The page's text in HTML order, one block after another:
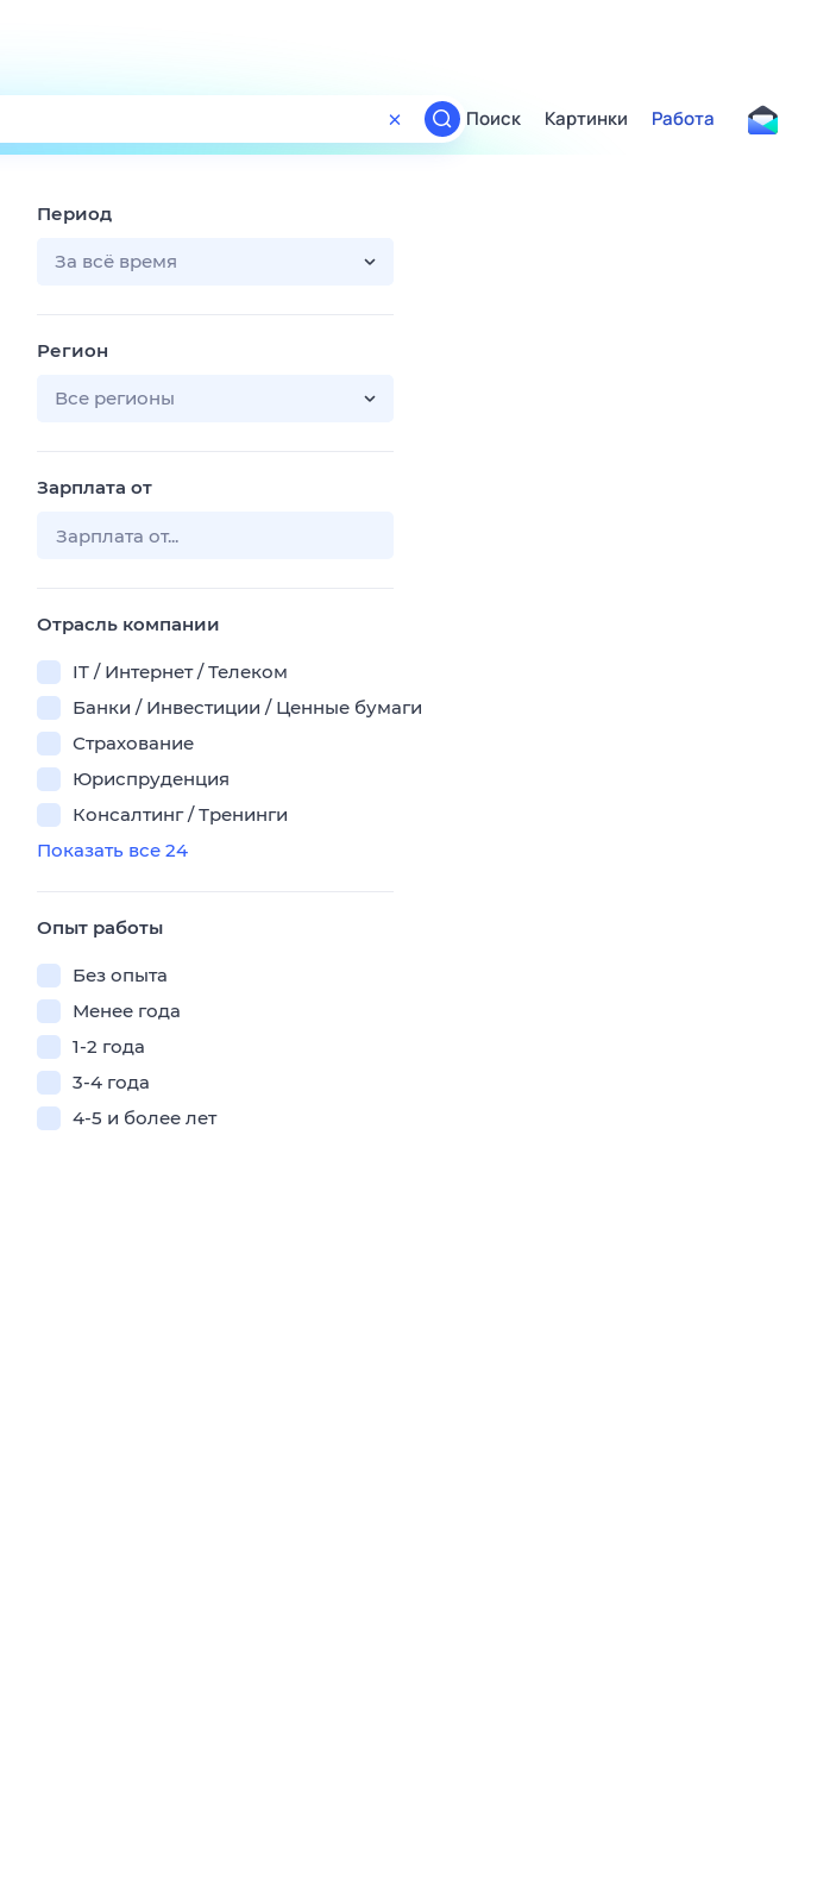
Поиск
ТВ-программа
Поиск Картинки Работа
Период
За всё время
Регион
Все регионы
Зарплата от
Отрасль компании
IT / Интернет / Телеком
Банки / Инвестиции / Ценные бумаги
Страхование
Юриспруденция
Консалтинг / Тренинги
Показать все 24
Опыт работы
Без опыта
Менее года
1-2 года
3-4 года
4-5 и более лет